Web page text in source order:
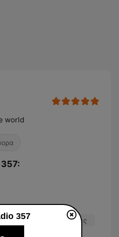
world
Τελευταίες 30 ημέρες
357